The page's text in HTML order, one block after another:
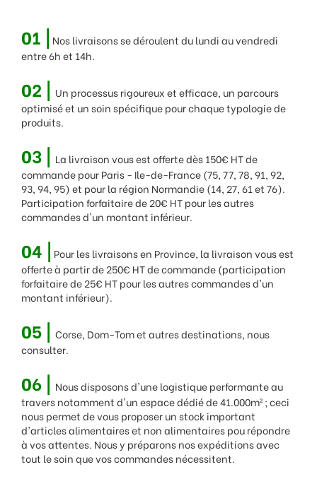
01 | Nos livraisons se déroulent du lundi au vendredi
entre 6h et 14h.
02 | Un processus rigoureux et efficace, un parcours
optimisé et un soin spécifique pour chaque typologie de
produits.
03 | La livraison vous est offerte dès 150€ HT de
commande pour Paris - Ile-de-France (75, 77, 78, 91, 92,
93, 94, 95) et pour la région Normandie (14, 27, 61 et 76).
Participation forfaitaire de 20€ HT pour les autres
commandes d'un montant inférieur.
04 | Pour les livraisons en Province, la livraison vous est
offerte à partir de 250€ HT de commande (participation
forfaitaire de 25€ HT pour les autres commandes d'un
montant inférieur).
05 | Corse, Dom-Tom et autres destinations, nous
consulter.
06 | Nous disposons d'une logistique performante au
travers notamment d'un espace dédié de 41.000m² ; ceci
nous permet de vous proposer un stock important
d'articles alimentaires et non alimentaires pou répondre
à vos attentes. Nous y préparons nos expéditions avec
tout le soin que vos commandes nécessitent.